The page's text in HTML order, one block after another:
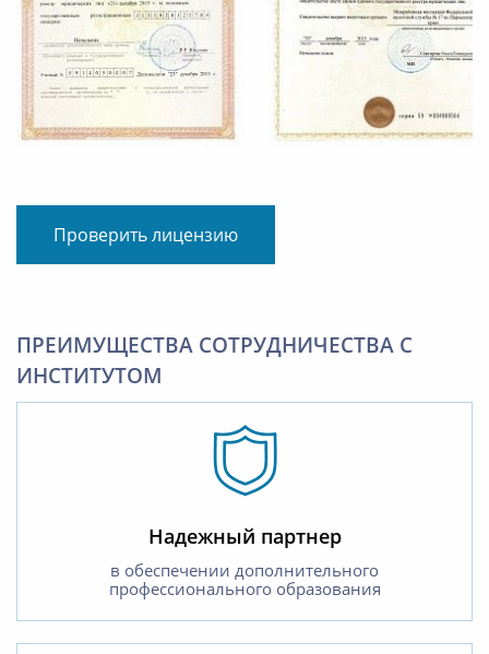
Проверить лицензию
ПРЕИМУЩЕСТВА СОТРУДНИЧЕСТВА С
ИНСТИТУТОМ
Надежный партнер
в обеспечении дополнительного
профессионального образования